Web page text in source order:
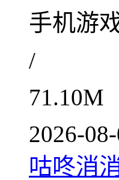
手机游
/
71.10M
2026-
咕咚消